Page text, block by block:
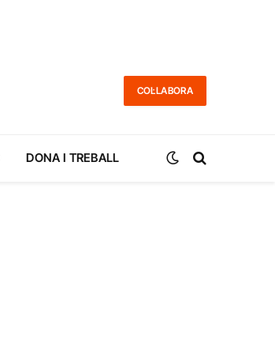
COL·LABORA
DONA I TREBALL